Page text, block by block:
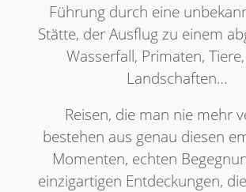
Führung durch eine
Stätte, der Ausflug zu einem
Wasserfall, Primaten,
Landschaften…
Reisen, die man nie mehr
bestehen aus genau diesen
Momenten, echten
einzigartigen Entdeckungen,